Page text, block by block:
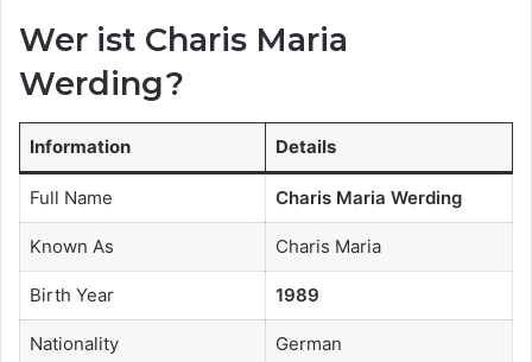
Wer ist Charis Maria
Werding?
Information Details
Full Name Charis Maria Werding
Known As Charis Maria
Birth Year 1989
Nationality German